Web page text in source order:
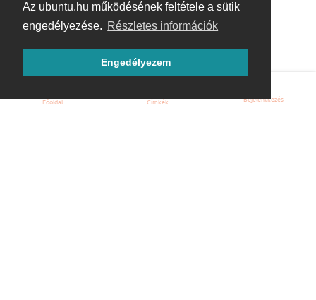
Az ubuntu.hu működésének feltétele a sütik
engedélyezése. Részletes információk
Engedélyezem
Főoldal Címkék Bejelentkezés